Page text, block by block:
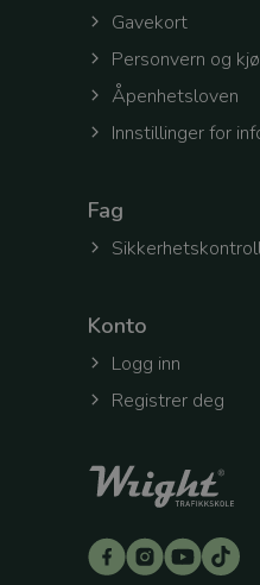
Gavekort
Personvern og
Åpenhetsloven
Innstillinger for
Fag
Konto
Logg inn
Registrer deg